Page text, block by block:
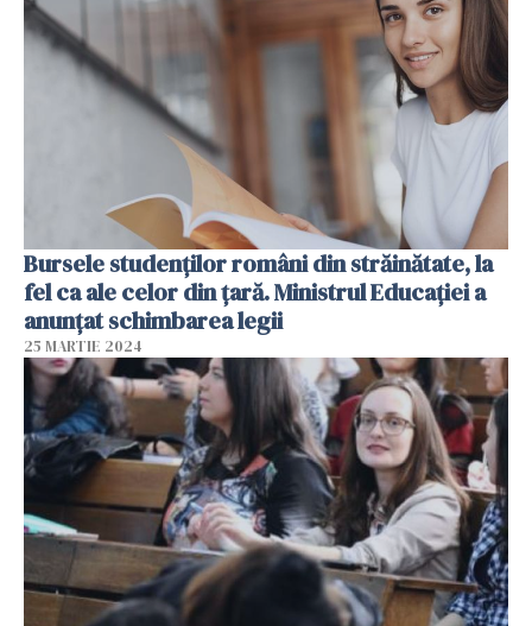
Bursele studenților români din străinătate, la
fel ca ale celor din țară. Ministrul Educației a
anunțat schimbarea legii
25 MARTIE 2024